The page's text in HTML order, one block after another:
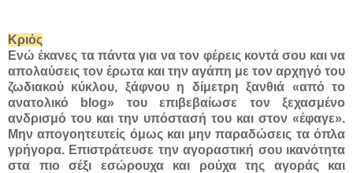
Κριός
Ενώ έκανες τα πάντα για να τον φέρεις κοντά σου και να
απολαύσεις τον έρωτα και την αγάπη με τον αρχηγό του
ζωδιακού κύκλου, ξάφνου η δίμετρη ξανθιά «από το
ανατολικό blog» του επιβεβαίωσε τον ξεχασμένο
ανδρισμό του και την υπόστασή του και στον «έφαγε».
Μην απογοητευτείς όμως και μην παραδώσεις τα όπλα
γρήγορα. Επιστράτευσε την αγοραστική σου ικανότητα
στα πιο σέξι εσώρουχα και ρούχα της αγοράς και